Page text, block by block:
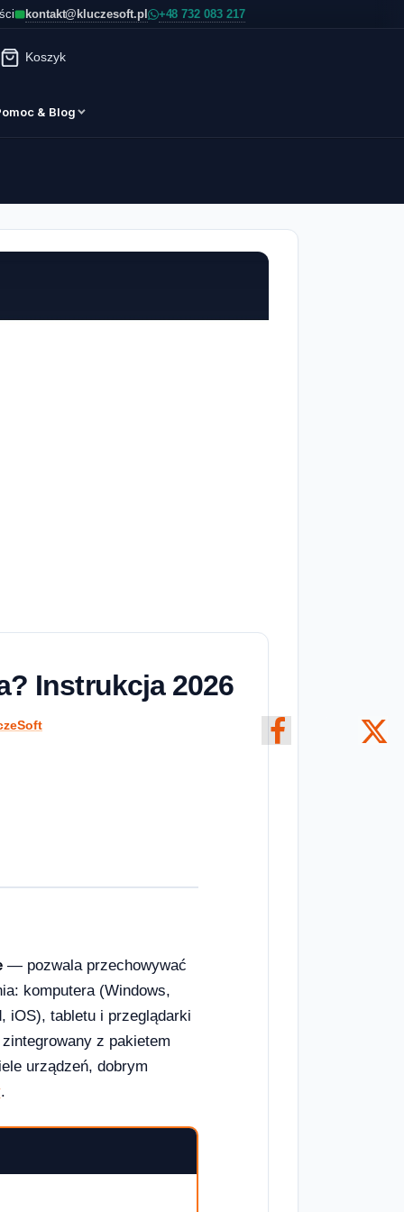
kontakt@kluczesoft.pl
Koszyk
& Blog
Instrukcja 2026
— pozwala przechowywać
komputera (Windows,
iOS), tabletu i przeglądarki
z pakietem
urządzeń, dobrym
.